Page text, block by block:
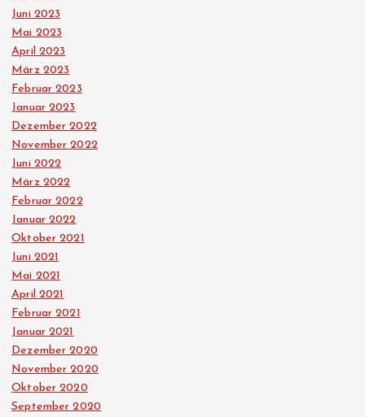
Juni 2023
Mai 2023
April 2023
März 2023
Februar 2023
Januar 2023
Dezember 2022
November 2022
Juni 2022
März 2022
Februar 2022
Januar 2022
Oktober 2021
Juni 2021
Mai 2021
April 2021
Februar 2021
Januar 2021
Dezember 2020
November 2020
Oktober 2020
September 2020